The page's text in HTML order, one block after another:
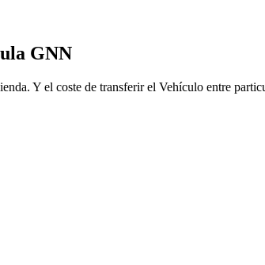
GNN
Y el coste de transferir el Vehículo entre